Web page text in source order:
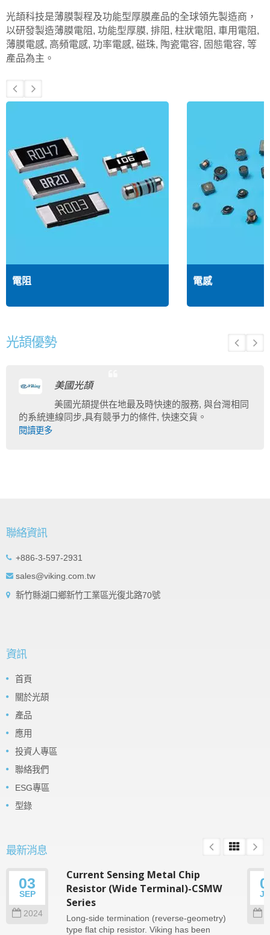
光頡科技是薄膜製程及功能型厚膜產品的全球領先製造商，
以研發製造薄膜電阻, 功能型厚膜, 排阻, 柱狀電阻, 車用電阻,
薄膜電感, 高頻電感, 功率電感, 磁珠, 陶瓷電容, 固態電容, 等
產品為主。
電阻 電感
光頡優勢
美國光頡
美國光頡提供在地最及時快速的服務, 與台灣相同
的系統連線同步,具有競爭力的條件, 快速交貨。
閱讀更多
聯絡資訊
+886-3-597-2931
sales@viking.com.tw
新竹縣湖口鄉新竹工業區光復北路70號
資訊
首頁
關於光頡
產品
應用
投資人專區
聯絡我們
ESG專區
型錄
最新消息
03
SEP
2024
Current Sensing Metal Chip
Resistor (Wide Terminal)-CSMW
Series
Long-side termination (reverse-geometry)
type flat chip resistor. Viking has been